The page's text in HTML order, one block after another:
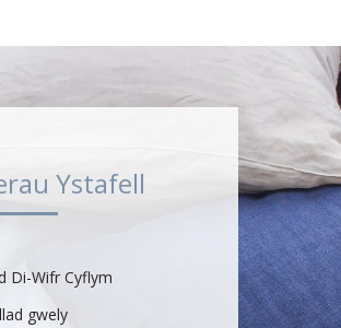
Ystafell
Di-Wifr Cyflym
gwely